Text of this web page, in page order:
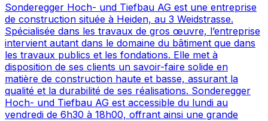
Sonderegger Hoch- und Tiefbau AG est une entreprise
de construction située à Heiden, au 3 Weidstrasse.
Spécialisée dans les travaux de gros œuvre, l’entreprise
intervient autant dans le domaine du bâtiment que dans
les travaux publics et les fondations. Elle met à
disposition de ses clients un savoir-faire solide en
matière de construction haute et basse, assurant la
qualité et la durabilité de ses réalisations. Sonderegger
Hoch- und Tiefbau AG est accessible du lundi au
vendredi de 6h30 à 18h00, offrant ainsi une grande